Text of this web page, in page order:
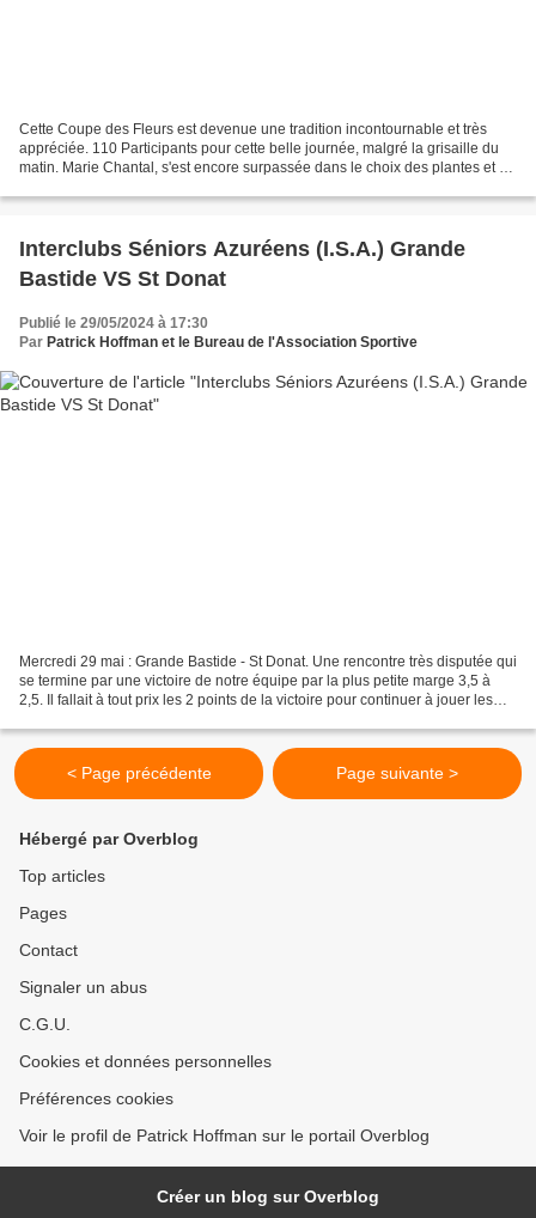
Cette Coupe des Fleurs est devenue une tradition incontournable et très
appréciée. 110 Participants pour cette belle journée, malgré la grisaille du
matin. Marie Chantal, s'est encore surpassée dans le choix des plantes et y
Interclubs Séniors Azuréens (I.S.A.) Grande
Bastide VS St Donat
Publié le 29/05/2024 à 17:30
Par Patrick Hoffman et le Bureau de l'Association Sportive
Mercredi 29 mai : Grande Bastide - St Donat. Une rencontre très disputée qui
se termine par une victoire de notre équipe par la plus petite marge 3,5 à
2,5. Il fallait à tout prix les 2 points de la victoire pour continuer à jouer les
< Page précédente Page suivante >
Hébergé par Overblog
Top articles
Pages
Contact
Signaler un abus
C.G.U.
Cookies et données personnelles
Préférences cookies
Voir le profil de Patrick Hoffman sur le portail Overblog
Créer un blog sur Overblog